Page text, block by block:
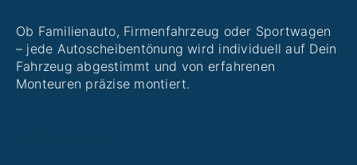
Kontakt
Ob Familienauto, Firmenfahrzeug oder Sportwagen
– jede Autoscheibentönung wird individuell auf Dein
Fahrzeug abgestimmt und von erfahrenen
Monteuren präzise montiert.